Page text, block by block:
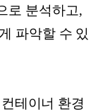
로 분석하고,
파악할 수 있
테이너 환경